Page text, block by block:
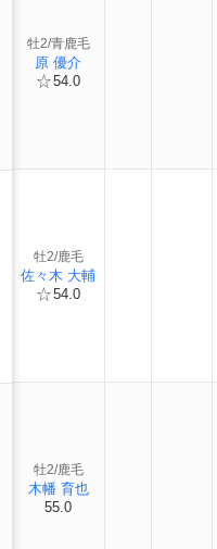
牡2/青鹿毛
原 優介
54.0
牡2/鹿毛
佐々木 大輔
54.0
牡2/鹿毛
木幡 育也
55.0